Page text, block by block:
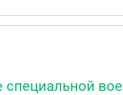
специальной